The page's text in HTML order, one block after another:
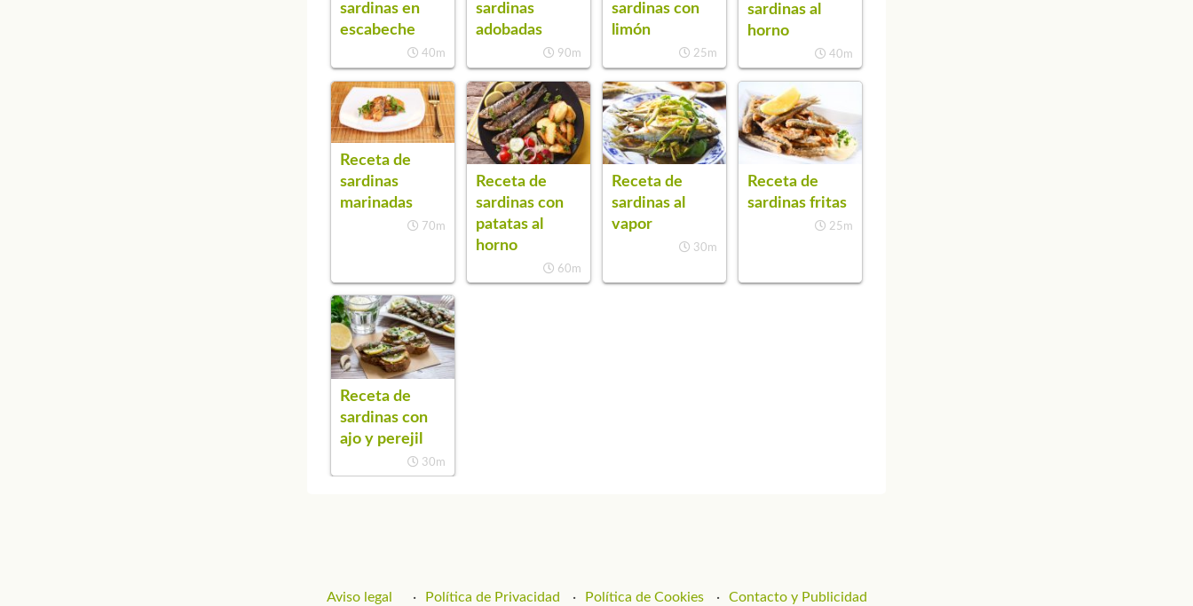
sardinas en
escabeche
40m
sardinas
adobadas
90m
sardinas con
limón
25m
sardinas al
horno
40m
Receta de
sardinas
marinadas
70m
Receta de
sardinas con
patatas al
horno
60m
Receta de
sardinas al
vapor
30m
Receta de
sardinas fritas
25m
Receta de
sardinas con
ajo y perejil
30m
Aviso legal Política de Privacidad Política de Cookies Contacto y Publicidad